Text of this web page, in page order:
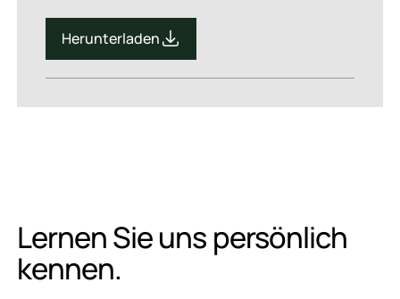
Herunterladen
Herunterladen
Lernen Sie uns persönlich
kennen.